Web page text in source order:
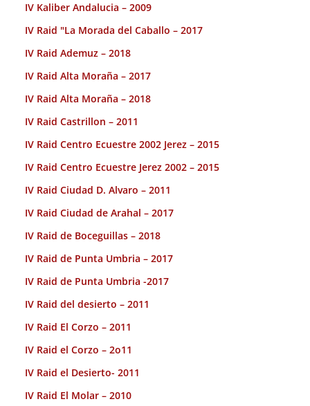
IV Kaliber Andalucia – 2009
IV Raid "La Morada del Caballo – 2017
IV Raid Ademuz – 2018
IV Raid Alta Moraña – 2017
IV Raid Alta Moraña – 2018
IV Raid Castrillon – 2011
IV Raid Centro Ecuestre 2002 Jerez – 2015
IV Raid Centro Ecuestre Jerez 2002 – 2015
IV Raid Ciudad D. Alvaro – 2011
IV Raid Ciudad de Arahal – 2017
IV Raid de Boceguillas – 2018
IV Raid de Punta Umbria – 2017
IV Raid de Punta Umbria -2017
IV Raid del desierto – 2011
IV Raid El Corzo – 2011
IV Raid el Corzo – 2o11
IV Raid el Desierto- 2011
IV Raid El Molar – 2010